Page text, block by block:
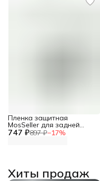
747 ₽897 ₽−17%
Пленка защитная
MosSeller для задней
панели для OPPO Reno 8
Хиты продаж